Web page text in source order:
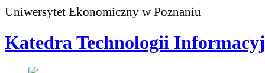
Uniwersytet Ekonomiczny w Poznaniu
Katedra Technologii